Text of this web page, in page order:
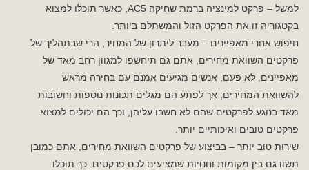
למשל – פרקט למינציה ברמת שחיקה AC5, כאשר תוכלו למצוא
בקטגוריה זו את הפרקט הזול והמשתלם ביותר.
חיפוש אחרי מאפיינים – מעבר ליתרון של המחיר, הרי שבתהליך של
פרקטים השוואת מחירים, אתם גם תיחשפו למגוון רחב מאד של
מאפיינים. לא פעם, אנשים מגיעים אמנם עם בחירה מראש
להשוואת המחירים, אך לפתע הם מגלים תכונות נוספות וחשובות
מאד בנוגע לפרקטים שהם לא חשבו עליהן, וכך הם יכולים למצוא
פרקטים טובים ואיכותיים יותר.
שירות טוב יותר – בביצוע של פרקטים השוואת מחירים, אתם כמובן
תשוו גם בין מקומות וחנויות שמציעים לכם פרקטים. כך תוכלו